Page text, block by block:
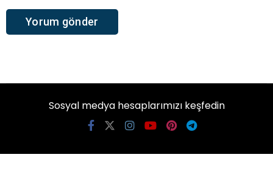
Sosyal medya hesaplarımızı keşfedin